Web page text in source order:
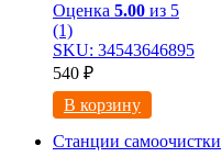
Оценка 5.00 из 5
(1)
SKU: 34543646895
540 ₽
В корзину
Станции самоочистки